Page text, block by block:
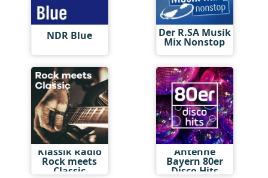
NDR Blue Der R.SA Musik
Mix Nonstop
Klassik Radio
Rock meets
Classic
Antenne
Bayern 80er
Disco Hits